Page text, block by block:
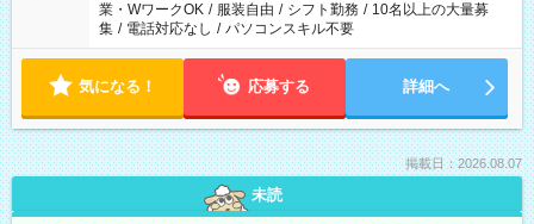
業・WワークOK / 服装自由 / シフト勤務 / 10名以上の大量募
集 / 電話対応なし / パソコンスキル不要
気になる！ 応募する 詳細へ
掲載日：2026.08.07
未読